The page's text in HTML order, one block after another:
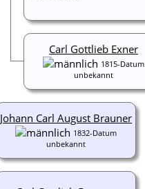
Carl Gottlieb Exner
1815-Datum
unbekannt
Johann Carl August Brauner
1832-Datum
unbekannt